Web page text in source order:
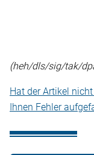
(heh/dls/sig/tak/
Hat der Artikel
Ihnen Fehler